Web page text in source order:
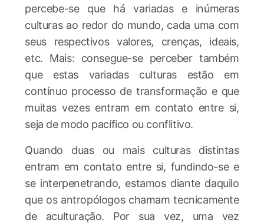
percebe-se que há variadas e inúmeras
culturas ao redor do mundo, cada uma com
seus respectivos valores, crenças, ideais,
etc. Mais: consegue-se perceber também
que estas variadas culturas estão em
contínuo processo de transformação e que
muitas vezes entram em contato entre si,
seja de modo pacífico ou conflitivo.
Quando duas ou mais culturas distintas
entram em contato entre si, fundindo-se e
se interpenetrando, estamos diante daquilo
que os antropólogos chamam tecnicamente
de aculturação. Por sua vez, uma vez